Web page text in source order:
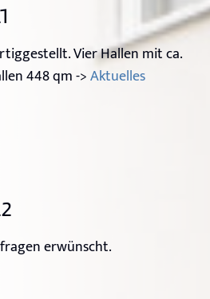
Vier Hallen mit ca.
448 qm ->Aktuelles
erwünscht.